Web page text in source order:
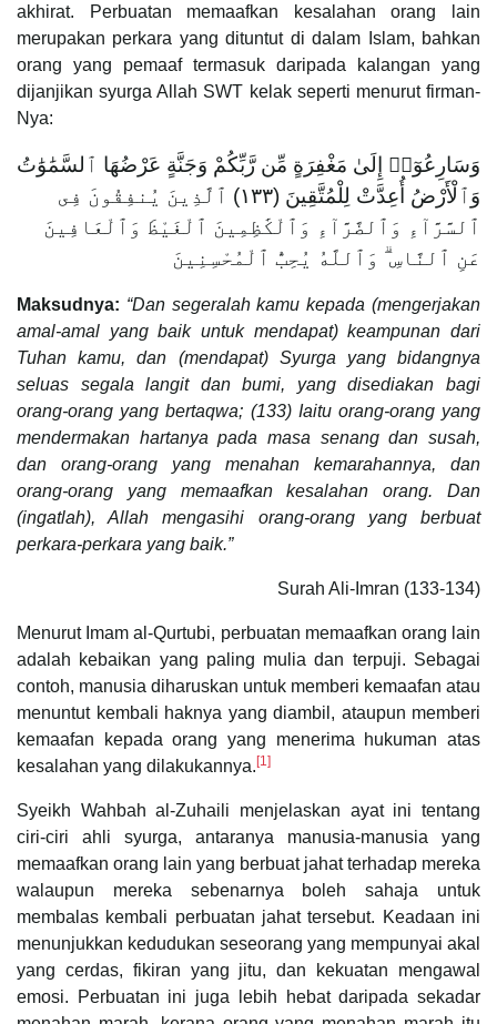
akhirat. Perbuatan memaafkan kesalahan orang lain
merupakan perkara yang dituntut di dalam Islam, bahkan
orang yang pemaaf termasuk daripada kalangan yang
dijanjikan syurga Allah SWT kelak seperti menurut firman-
Nya:
وَسَارِعُوٓا۟ إِلَىٰ مَغْفِرَةٍ مِّن رَّبِّكُمْ وَجَنَّةٍ عَرْضُهَا ٱلسَّمَٰوَٰتُ
وَٱلْأَرْضُ أُعِدَّتْ لِلْمُتَّقِينَ (١٣٣) ٱلَّذِينَ يُنفِقُونَ فِى
ٱلسَّرَّآءِ وَٱلضَّرَّآءِ وَٱلْكَٰظِمِينَ ٱلْغَيْظَ وَٱلْعَافِينَ
عَنِ ٱلنَّاسِ ۗ وَٱللَّهُ يُحِبُّ ٱلْمُحْسِنِينَ
Maksudnya: “Dan segeralah kamu kepada (mengerjakan
amal-amal yang baik untuk mendapat) keampunan dari
Tuhan kamu, dan (mendapat) Syurga yang bidangnya
seluas segala langit dan bumi, yang disediakan bagi
orang-orang yang bertaqwa; (133) Iaitu orang-orang yang
mendermakan hartanya pada masa senang dan susah,
dan orang-orang yang menahan kemarahannya, dan
orang-orang yang memaafkan kesalahan orang. Dan
(ingatlah), Allah mengasihi orang-orang yang berbuat
perkara-perkara yang baik.”
Surah Ali-Imran (133-134)
Menurut Imam al-Qurtubi, perbuatan memaafkan orang lain
adalah kebaikan yang paling mulia dan terpuji. Sebagai
contoh, manusia diharuskan untuk memberi kemaafan atau
menuntut kembali haknya yang diambil, ataupun memberi
kemaafan kepada orang yang menerima hukuman atas
kesalahan yang dilakukannya.[1]
Syeikh Wahbah al-Zuhaili menjelaskan ayat ini tentang
ciri-ciri ahli syurga, antaranya manusia-manusia yang
memaafkan orang lain yang berbuat jahat terhadap mereka
walaupun mereka sebenarnya boleh sahaja untuk
membalas kembali perbuatan jahat tersebut. Keadaan ini
menunjukkan kedudukan seseorang yang mempunyai akal
yang cerdas, fikiran yang jitu, dan kekuatan mengawal
emosi. Perbuatan ini juga lebih hebat daripada sekadar